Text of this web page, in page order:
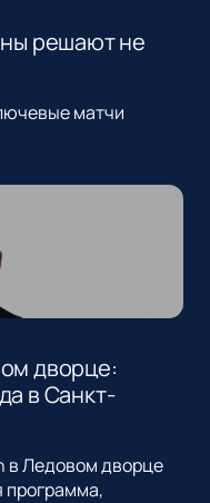
решают не
матчи
дворце:
в Санкт-
в Ледовом дворце
программа,